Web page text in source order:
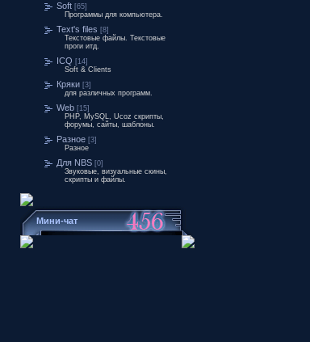
Soft [65]
Программы для компьютера.
Text's files [8]
Текстовые файлы. Текстовые
проги итд.
ICQ [14]
Soft & Clients
Кряки [3]
для различных программ.
Web [15]
PHP, MySQL, Ucoz скрипты,
форумы, сайты, шаблоны.
Разное [3]
Разное
Для NBS [0]
Звуковые, визуальные скины,
скрипты и файлы.
Мини-чат